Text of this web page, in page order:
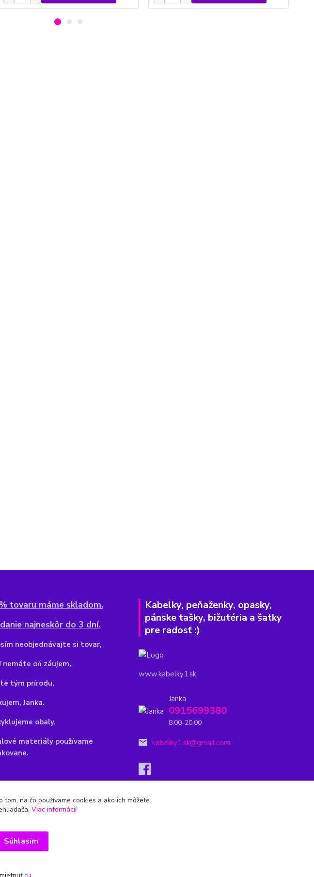
tovaru máme skladom.
najneskôr do 3 dní.
neobjednávajte si tovar,
nemáte oň záujem,
tým prírodu.
Janka.
obaly,
materiály používame
Kabelky, peňaženky, opasky,
pánske tašky, bižutéria a šatky
pre radosť :)
www.kabelky1.sk
Janka
0915699380
8.00-20.00
kabelky1.sk@gmail.com
na čo používame cookies a ako ich môžete
Viac informácií
Súhlasím